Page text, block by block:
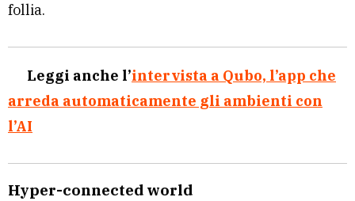
follia.
Leggi anche l’intervista a Qubo, l’app che
arreda automaticamente gli ambienti con
l’AI
Hyper-connected world